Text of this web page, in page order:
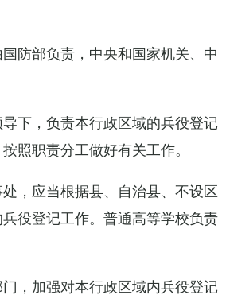
防部负责，中央和国家机关、中
下，负责本行政区域的兵役登记
照职责分工做好有关工作。
，应当根据县、自治县、不设区
役登记工作。普通高等学校负责
，加强对本行政区域内兵役登记